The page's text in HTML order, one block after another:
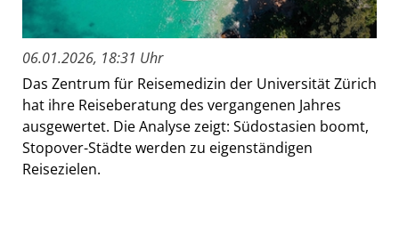
06.01.2026, 18:31 Uhr
Das Zentrum für Reisemedizin der Universität Zürich
hat ihre Reiseberatung des vergangenen Jahres
ausgewertet. Die Analyse zeigt: Südostasien boomt,
Stopover-Städte werden zu eigenständigen
Reisezielen.